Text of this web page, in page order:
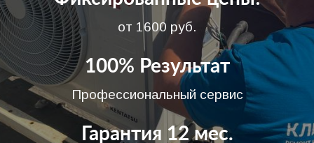
от 1600 руб.
100% Результат
Профессиональный сервис
Гарантия 12 мес.